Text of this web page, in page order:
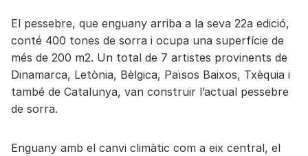
El pessebre, que enguany arriba a la seva 22a edició,
conté 400 tones de sorra i ocupa una superfície de
més de 200 m2. Un total de 7 artistes provinents de
Dinamarca, Letònia, Bèlgica, Països Baixos, Txèquia i
també de Catalunya, van construir l’actual pessebre
de sorra.
Enguany amb el canvi climàtic com a eix central, el